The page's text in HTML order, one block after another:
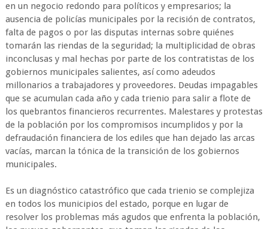
en un negocio redondo para políticos y empresarios; la
ausencia de policías municipales por la recisión de contratos,
falta de pagos o por las disputas internas sobre quiénes
tomarán las riendas de la seguridad; la multiplicidad de obras
inconclusas y mal hechas por parte de los contratistas de los
gobiernos municipales salientes, así como adeudos
millonarios a trabajadores y proveedores. Deudas impagables
que se acumulan cada año y cada trienio para salir a flote de
los quebrantos financieros recurrentes. Malestares y protestas
de la población por los compromisos incumplidos y por la
defraudación financiera de los ediles que han dejado las arcas
vacías, marcan la tónica de la transición de los gobiernos
municipales.
Es un diagnóstico catastrófico que cada trienio se complejiza
en todos los municipios del estado, porque en lugar de
resolver los problemas más agudos que enfrenta la población,